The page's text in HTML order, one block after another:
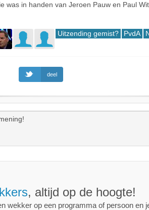
was in handen van Jeroen Pauw en Paul
Uitzending gemist? PvdA
deel
, altijd op de hoogte!
wekker op een programma of persoon en